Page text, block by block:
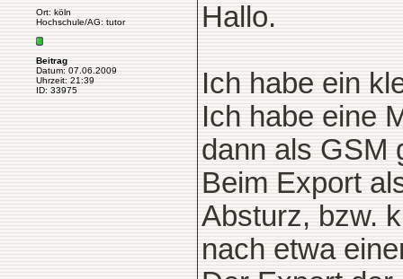
Ort: köln
Hochschule/AG: tutor
Beitrag
Datum: 07.06.2009
Uhrzeit: 21:39
ID: 33975
Hallo.
Ich habe ein
Ich habe eine
dann als GSM
Beim Export
Absturz, bzw.
nach etwa